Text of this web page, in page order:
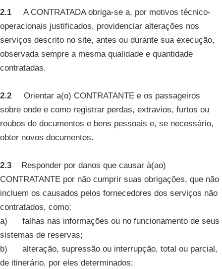
2.1 A CONTRATADA obriga-se a, por motivos técnico-
operacionais justificados, providenciar alterações nos
serviços descrito no site, antes ou durante sua execução,
observada sempre a mesma qualidade e quantidade
contratadas.
2.2 Orientar a(o) CONTRATANTE e os passageiros
sobre onde e como registrar perdas, extravios, furtos ou
roubos de documentos e bens pessoais e, se necessário,
obter novos documentos.
2.3 Responder por danos que causar à(ao)
CONTRATANTE por não cumprir suas obrigações, que não
incluem os causados pelos fornecedores dos serviços não
contratados, como:
a) falhas nas informações ou no funcionamento de seus
sistemas de reservas;
b) alteração, supressão ou interrupção, total ou parcial,
de itinerário, por eles determinados;